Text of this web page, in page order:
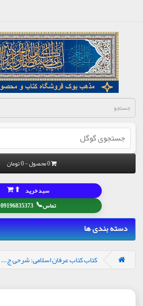
0 محصول - 0 تومان
تماس📞
09196835373
سبد خرید ⬆
دسته بندی ها
کتاب کتاب عرفان اسلامی: شرحی ج...